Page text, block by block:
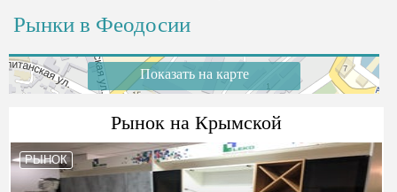
Рынки в Феодосии
Показать на карте
Рынок на Крымской
РЫНОК